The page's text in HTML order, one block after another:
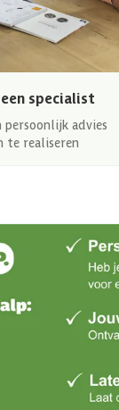
specialist
persoonlijk advies
te realiseren